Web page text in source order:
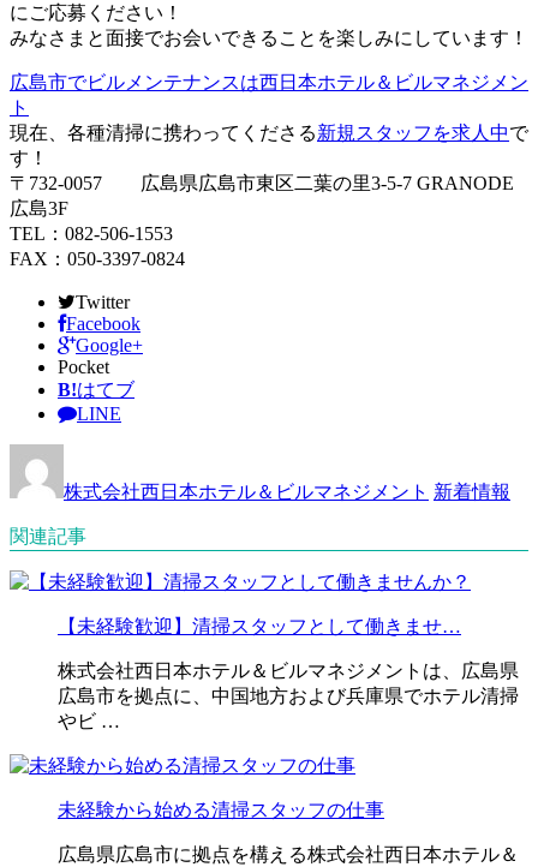
にご応募ください！
みなさまと面接でお会いできることを楽しみにしています！
広島市でビルメンテナンスは西日本ホテル＆ビルマネジメン
ト
現在、各種清掃に携わってくださる新規スタッフを求人中で
す！
〒732-0057 広島県広島市東区二葉の里3-5-7 GRANODE
広島3F
TEL：082-506-1553
FAX：050-3397-0824
Twitter
Facebook
Google+
Pocket
B!はてブ
LINE
株式会社西日本ホテル＆ビルマネジメント 新着情報
関連記事
【未経験歓迎】清掃スタッフとして働きませ…
株式会社西日本ホテル＆ビルマネジメントは、広島県
広島市を拠点に、中国地方および兵庫県でホテル清掃
やビ …
未経験から始める清掃スタッフの仕事
広島県広島市に拠点を構える株式会社西日本ホテル＆